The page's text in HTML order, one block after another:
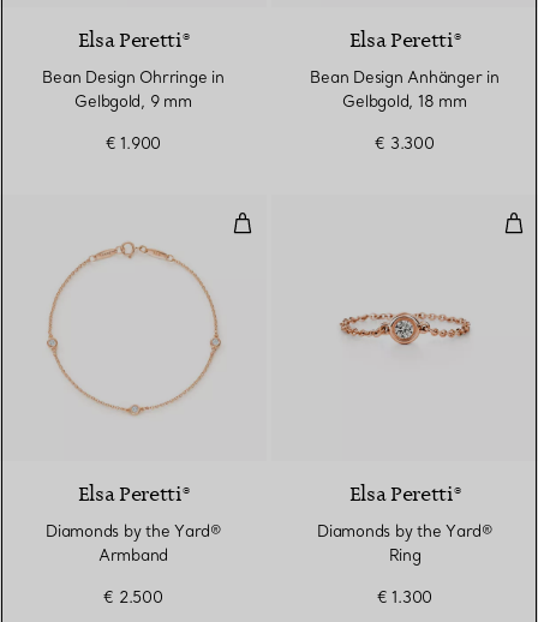
Elsa Peretti®
Bean Design Ohrringe in
Gelbgold, 9 mm
€ 1.900
Elsa Peretti®
Bean Design Anhänger in
Gelbgold, 18 mm
€ 3.300
Diamonds by the Yard®
Elsa Peretti®
Diamonds by the Yard®
Armband
€ 2.500
Elsa Peretti®
Diamonds by the Yard®
Ring
€ 1.300